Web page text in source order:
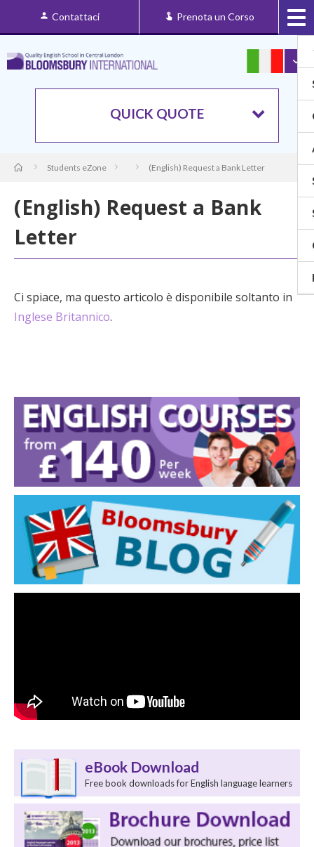
Contattaci Prenota un Corso
QUICK QUOTE
Students eZone (English) Request a Bank Letter
(English) Request a Bank
Letter
Ci spiace, ma questo articolo è disponibile soltanto in
Inglese Britannico.
eBook Download
Free book downloads for English language learners